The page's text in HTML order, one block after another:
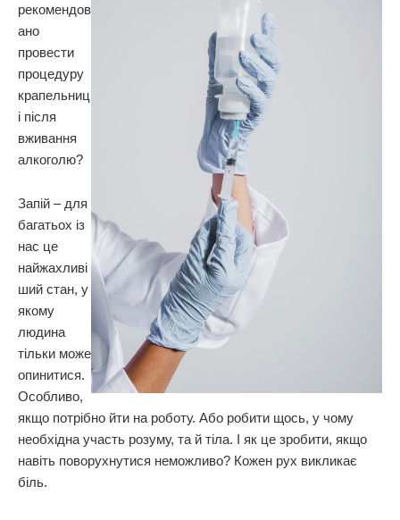
рекомендов
ано
провести
процедуру
крапельниц
і після
вживання
алкоголю?
Запій – для
багатьох із
нас це
найжахливі
ший стан, у
якому
людина
тільки може
опинитися.
Особливо,
якщо потрібно йти на роботу. Або робити щось, у чому
необхідна участь розуму, та й тіла. І як це зробити, якщо
навіть поворухнутися неможливо? Кожен рух викликає
біль.